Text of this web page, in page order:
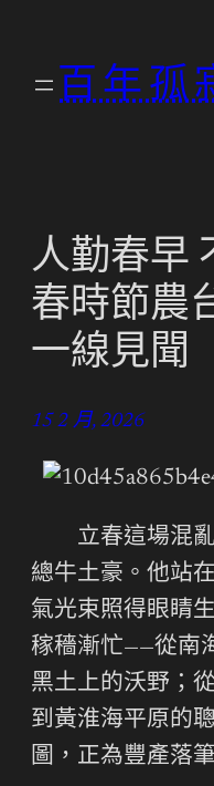
百年孤
人勤春早
春時節農
一線見聞
15 2 月, 2026
立春這場混
總牛土豪。他站
氣光束照得眼睛
稼穡漸忙——從南
黑土上的沃野；
到黃淮海平原的
圖，正為豐產落